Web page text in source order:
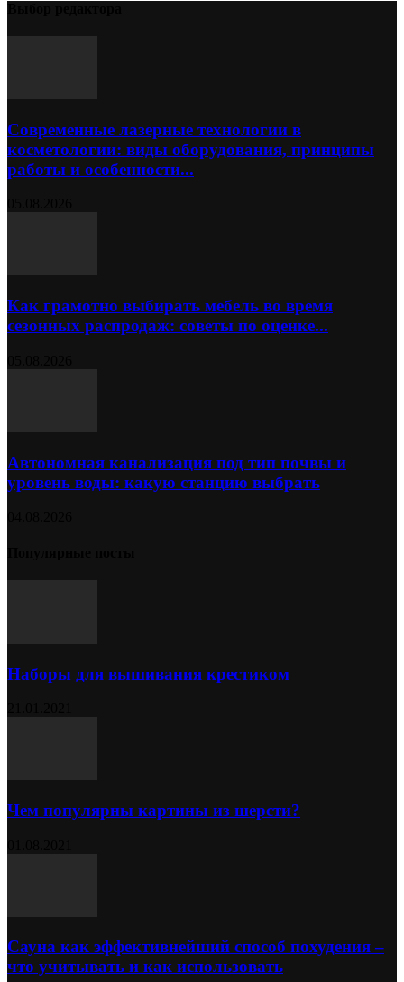
Современные лазерные технологии в
косметологии: виды оборудования, принципы
работы и особенности...
Как грамотно выбирать мебель во время
сезонных распродаж: советы по оценке...
Автономная канализация под тип почвы и
уровень воды: какую станцию выбрать
Наборы для вышивания крестиком
Чем популярны картины из шерсти?
Сауна как эффективнейший способ похудения –
что учитывать и как использовать